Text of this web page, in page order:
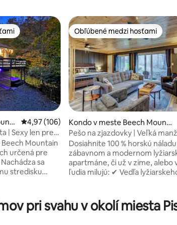
hodnotení: 225
Priemerné ohodnotenie 4,97 z 5, počet
4,97 (106)
| Sexy len pre
Mountain
určená pre
sa
stredisku
reštaurácií a
si vo
Obľúbené medzi hosťami
Obľúbené medzi hosťami
Kondo v meste Beech Mounta
in
Pešo na zjazdovky | Veľká
posteľ + útulný kozub
Dosiahnite 100 % horskú
zábavnom a modernom
apartmáne, či už v zime, alebo v
ľudia milujú: ✔ Vedľa lyžiarskeho
vlek na 5506 bar. ✔ Na svahy
jazdiť autom ✔ Štýl garsónky,
pri svahu v okolí miesta